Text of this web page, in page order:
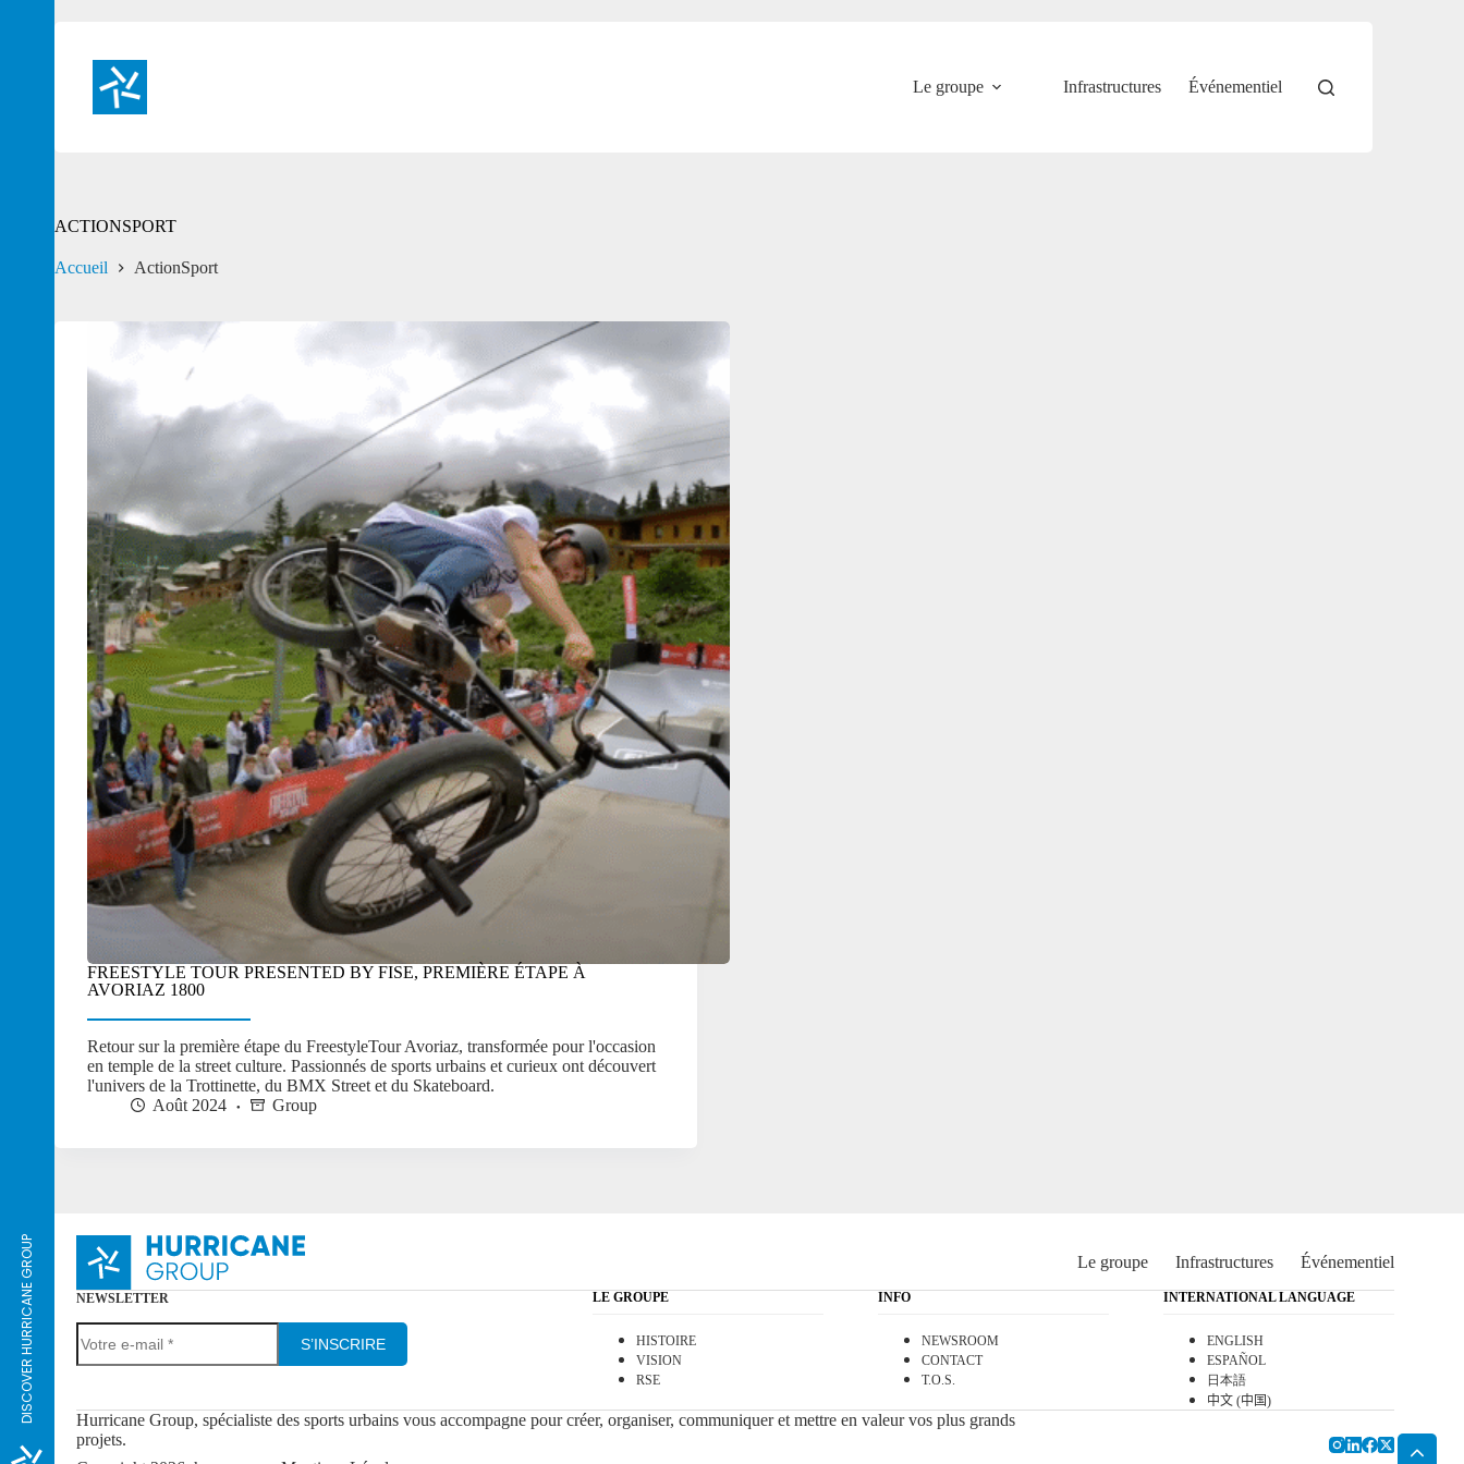
Le groupe Infrastructures Événementiel
ACTIONSPORT
Accueil ActionSport
FREESTYLE TOUR PRESENTED BY FISE, PREMIÈRE ÉTAPE À
AVORIAZ 1800
Retour sur la première étape du FreestyleTour Avoriaz, transformée pour l'occasion
en temple de la street culture. Passionnés de sports urbains et curieux ont découvert
l'univers de la Trottinette, du BMX Street et du Skateboard.
Août 2024
Group
Le groupe Infrastructures Événementiel
NEWSLETTER
S’INSCRIRE
LE GROUPE
HISTOIRE
VISION
RSE
INFO
NEWSROOM
CONTACT
T.O.S.
INTERNATIONAL LANGUAGE
ENGLISH
ESPAÑOL
日本語
中文 (中国)
Hurricane Group, spécialiste des sports urbains vous accompagne pour créer, organiser, communiquer et mettre en valeur vos plus grands
projets.
DISCOVER HURRICANE GROUP